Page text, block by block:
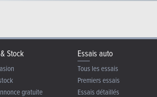
Stock
gratuite
Essais auto
Tous les essais
Premiers essais
Essais détaillés